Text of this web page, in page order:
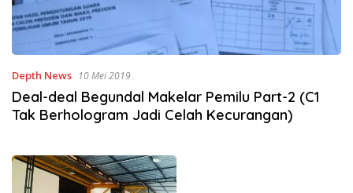
Depth News 10 Mei 2019
Deal-deal Begundal Makelar Pemilu Part-2 (C1
Tak Berhologram Jadi Celah Kecurangan)